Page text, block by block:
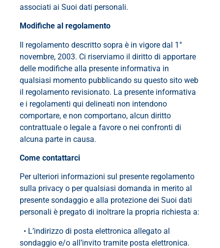
associati ai Suoi dati personali.
Modifiche al regolamento
Il regolamento descritto sopra è in vigore dal 1°
novembre, 2003. Ci riserviamo il diritto di apportare
delle modifiche alla presente informativa in
qualsiasi momento pubblicando su questo sito web
il regolamento revisionato. La presente informativa
e i regolamenti qui delineati non intendono
comportare, e non comportano, alcun diritto
contrattuale o legale a favore o nei confronti di
alcuna parte in causa.
Come contattarci
Per ulteriori informazioni sul presente regolamento
sulla privacy o per qualsiasi domanda in merito al
presente sondaggio e alla protezione dei Suoi dati
personali è pregato di inoltrare la propria richiesta a:
• L’indirizzo di posta elettronica allegato al
sondaggio e/o all’invito tramite posta elettronica.